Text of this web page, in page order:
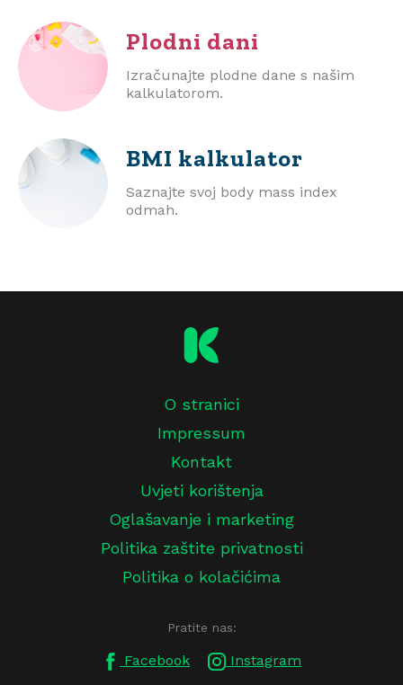
Plodni dani
Izračunajte plodne dane s našim
kalkulatorom.
BMI kalkulator
Saznajte svoj body mass index
odmah.
O stranici
Impressum
Kontakt
Uvjeti korištenja
Oglašavanje i marketing
Politika zaštite privatnosti
Politika o kolačićima
Pratite nas:
Facebook Instagram